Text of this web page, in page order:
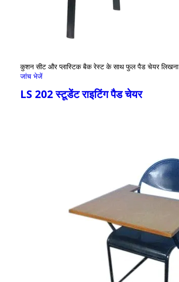
कुशन सीट और प्लास्टिक बैक रेस्ट के साथ फुल पैड चेयर लिखना
जांच भेजें
LS 202 स्टूडेंट राइटिंग पैड चेयर